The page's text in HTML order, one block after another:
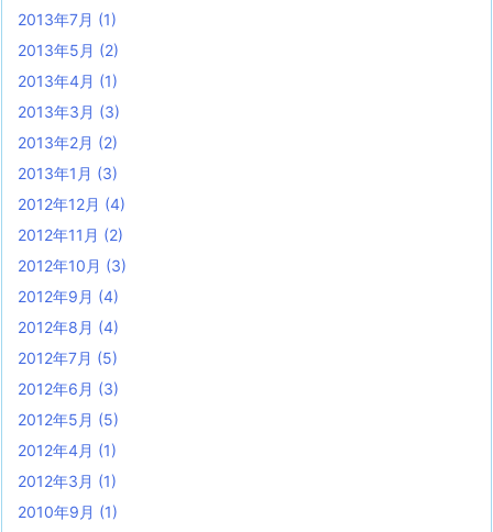
2013年7月 (1)
2013年5月 (2)
2013年4月 (1)
2013年3月 (3)
2013年2月 (2)
2013年1月 (3)
2012年12月 (4)
2012年11月 (2)
2012年10月 (3)
2012年9月 (4)
2012年8月 (4)
2012年7月 (5)
2012年6月 (3)
2012年5月 (5)
2012年4月 (1)
2012年3月 (1)
2010年9月 (1)